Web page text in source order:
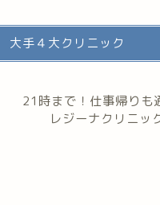
大手４大クリニック
21時まで！仕事帰りも
レジーナクリニッ